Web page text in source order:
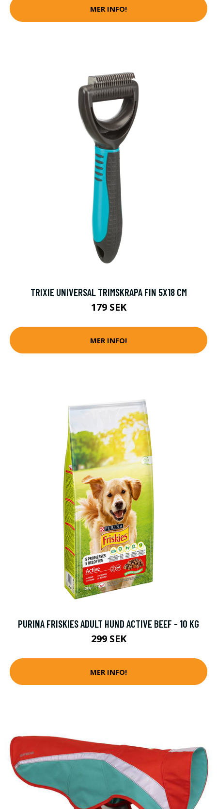
MER INFO!
TRIXIE UNIVERSAL TRIMSKRAPA FIN 5X18 CM
179 SEK
MER INFO!
PURINA FRISKIES ADULT HUND ACTIVE BEEF - 10 KG
299 SEK
MER INFO!